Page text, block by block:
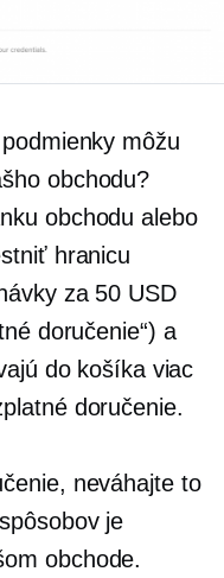
môžu
obchodu?
obchodu alebo
hranicu
za 50 USD
doručenie“) a
do košíka viac
doručenie.
neváhajte to
je
obchode.